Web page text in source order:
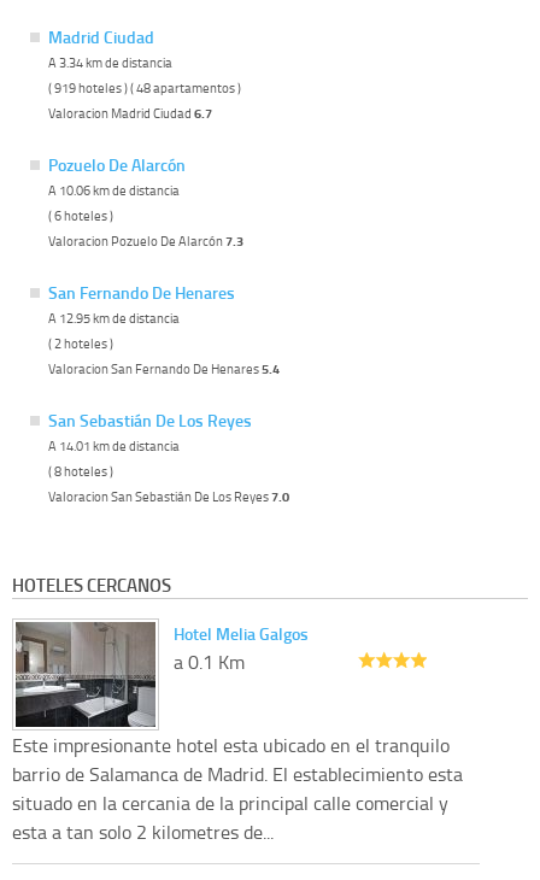
Madrid Ciudad
A 3.34 km de distancia
( 919 hoteles ) ( 48 apartamentos )
Valoracion Madrid Ciudad 6.7
Pozuelo De Alarcón
A 10.06 km de distancia
( 6 hoteles )
Valoracion Pozuelo De Alarcón7.3
San Fernando De Henares
A 12.95 km de distancia
( 2 hoteles )
Valoracion San Fernando De Henares5.4
San Sebastián De Los Reyes
A 14.01 km de distancia
( 8 hoteles )
Valoracion San Sebastián De Los Reyes7.0
HOTELES CERCANOS
Hotel Melia Galgos
a 0.1 Km
Este impresionante hotel esta ubicado en el tranquilo
barrio de Salamanca de Madrid. El establecimiento esta
situado en la cercania de la principal calle comercial y
esta a tan solo 2 kilometres de...